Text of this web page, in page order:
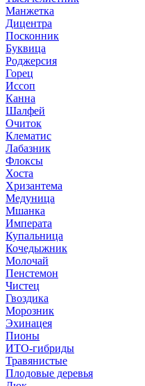
Манжетка
Дицентра
Посконник
Буквица
Роджерсия
Горец
Иссоп
Канна
Шалфей
Очиток
Клематис
Лабазник
Флоксы
Хоста
Хризантема
Медуница
Мшанка
Императа
Купальница
Кочедыжник
Молочай
Пенстемон
Чистец
Гвоздика
Морозник
Эхинацея
Пионы
ИТО-гибриды
Травянистые
Плодовые деревья